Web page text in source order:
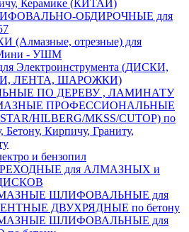
Керамике (КИТАЙ)
ОБДИРОЧНЫЕ для
отрезные) для
- УШМ
Электроинструмента (ДИСКИ,
ЛЕНТА, ШАРОЖКИ)
ПО ДЕРЕВУ , ЛАМИНАТУ
ПРОФЕССИОНАЛЬНЫЕ
HILBERG/MKSS/CUTOP) по
Бетону, Кирпичу, Граниту,
и бензопил
для АЛМАЗНЫХ и
ШЛИФОВАЛЬНЫЕ для
ДВУХРЯДНЫЕ по бетону
ШЛИФОВАЛЬНЫЕ для